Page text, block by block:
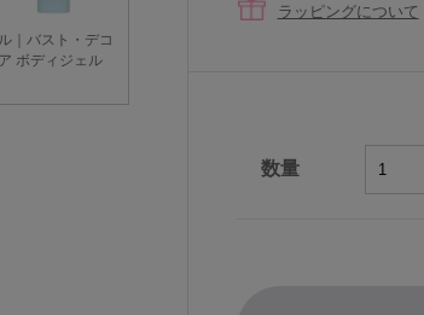
ラッピングについて
数量